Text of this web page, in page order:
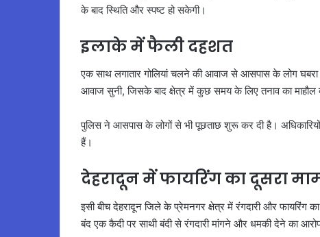
के बाद स्थिति और स्पष्ट हो सकेगी।
इलाके में फैली दहशत
एक साथ लगातार गोलियां चलने की आवाज से आसपास के लोग
आवाज सुनी, जिसके बाद क्षेत्र में कुछ समय के लिए तनाव का माहौल
पुलिस ने आसपास के लोगों से भी पूछताछ शुरू कर दी है।
हैं।
देहरादून में फायरिंग का दूसरा
इसी बीच देहरादून जिले के प्रेमनगर क्षेत्र में रंगदारी और फायरिंग
बंद एक कैदी पर साथी बंदी से रंगदारी मांगने और धमकी देने का